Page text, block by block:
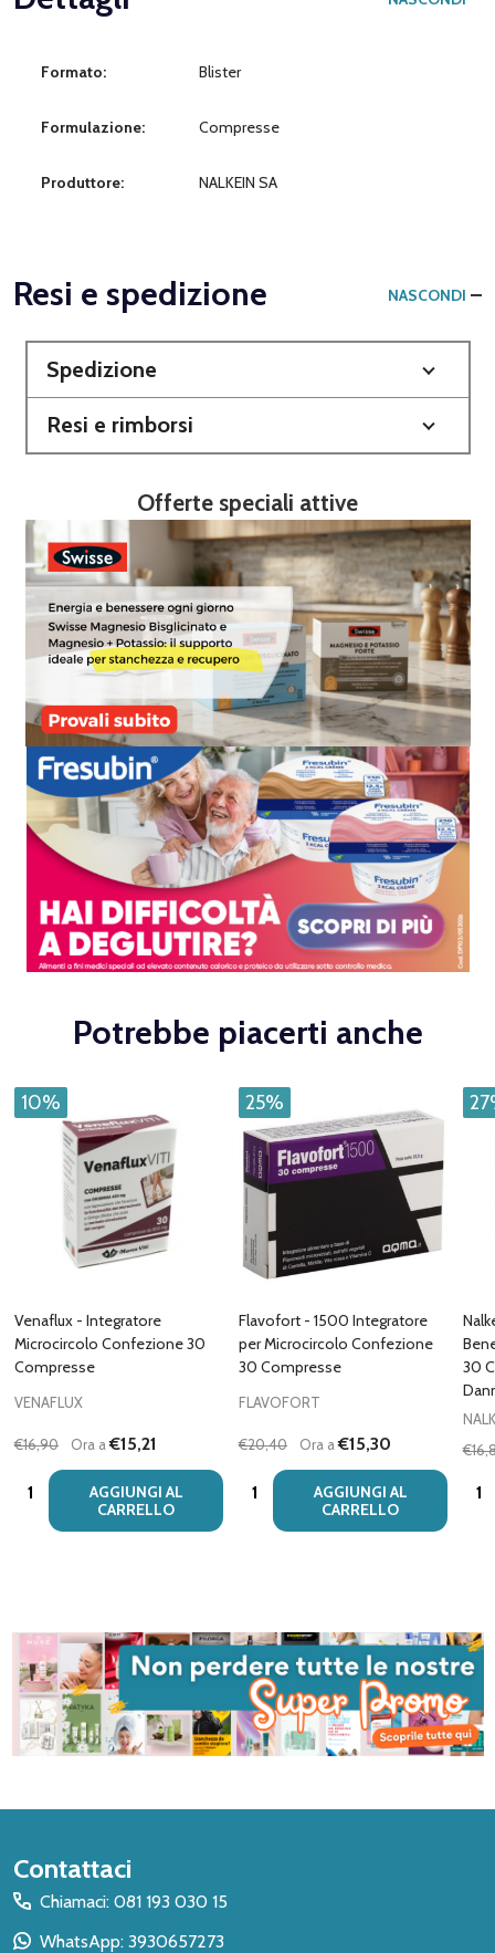
Formato: Blister
Formulazione: Compresse
Produttore: NALKEIN SA
Resi e spedizione NASCONDI
Spedizione
Resi e rimborsi
Offerte speciali attive
Potrebbe piacerti anche
10%
Venaflux - Integratore
Microcircolo Confezione 30
Compresse
VENAFLUX
€16,90 Ora a€15,21
Quantità:
AGGIUNGI AL
CARRELLO
25%
Flavofort - 1500 Integratore
per Microcircolo Confezione
30 Compresse
FLAVOFORT
€20,40 Ora a€15,30
Quantità:
AGGIUNGI AL
CARRELLO
30
Inizio
del
piè
Contattaci
Chiamaci: 081 193 030 15
WhatsApp: 3930657273